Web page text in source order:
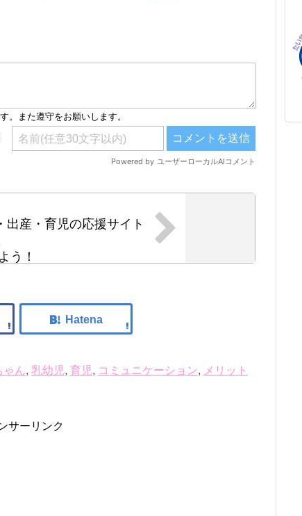
出産・育児の応援サイト
う！
ゃん, 乳幼児 , 育児 , コミュニケーション, メリット
サーリンク